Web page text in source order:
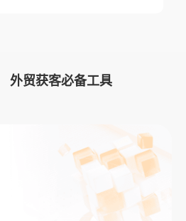
外贸获客必备工具